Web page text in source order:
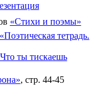
«Стихи и поэмы»
«Поэтическая тетрадь.
ты тискаешь
, стр. 44-45